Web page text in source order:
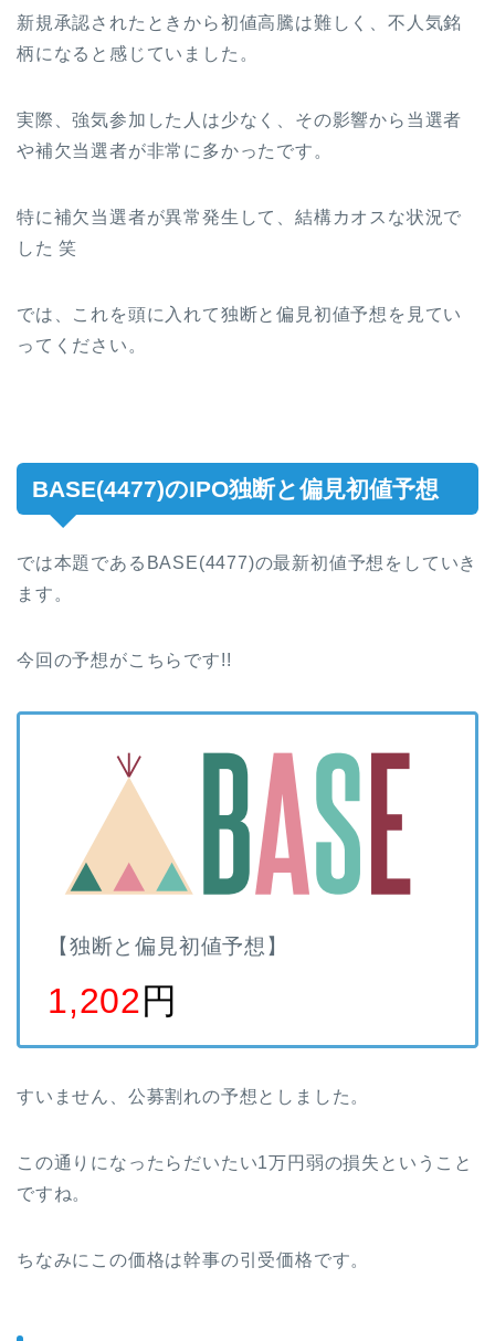
新規承認されたときから初値高騰は難しく、不人気銘
柄になると感じていました。
実際、強気参加した人は少なく、その影響から当選者
や補欠当選者が非常に多かったです。
特に補欠当選者が異常発生して、結構カオスな状況で
した 笑
では、これを頭に入れて独断と偏見初値予想を見てい
ってください。
BASE(4477)のIPO独断と偏見初値予想
では本題であるBASE(4477)の最新初値予想をしていき
ます。
今回の予想がこちらです!!
【独断と偏見初値予想】
1,202円
すいません、公募割れの予想としました。
この通りになったらだいたい1万円弱の損失ということ
ですね。
ちなみにこの価格は幹事の引受価格です。